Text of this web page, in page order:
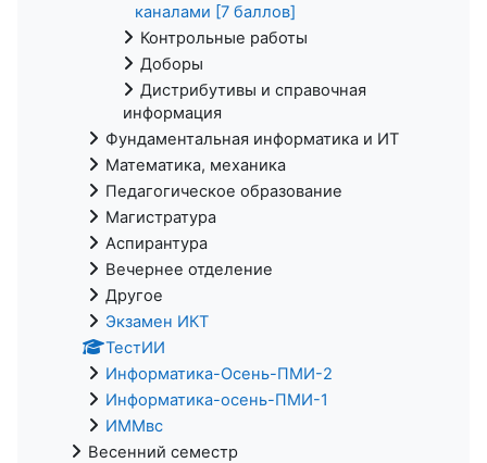
каналами [7 баллов]
Контрольные работы
Доборы
Дистрибутивы и справочная
информация
Фундаментальная информатика и ИТ
Математика, механика
Педагогическое образование
Магистратура
Аспирантура
Вечернее отделение
Другое
Экзамен ИКТ
ТестИИ
Информатика-Осень-ПМИ-2
Информатика-осень-ПМИ-1
ИММвс
Весенний семестр